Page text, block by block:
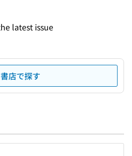
latest issue
書店で探す